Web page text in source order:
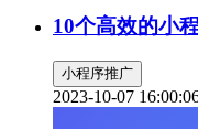
10个高效的小
小程序推广
2023-10-07